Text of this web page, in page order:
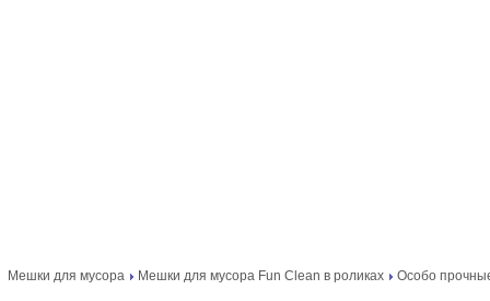
Мешки для мусора Мешки для мусора Fun Clean в роликах Особо